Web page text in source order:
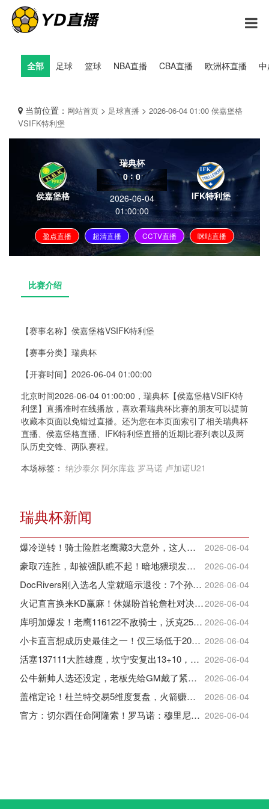
全部 足球 篮球 NBA直播 CBA直播 欧洲杯直播
当前位置： 网站首页 > 足球直播 > 2026-06-04 01:00 侯嘉堡格
VSIFK特利堡
侯嘉堡格
瑞典杯
0:0
2026-06-04
01:00:00
IFK特利堡
盈点直播 超清直播 CCTV直播 咪咕直播
比赛介绍
【赛事名称】 侯嘉堡格VSIFK特利堡
【赛事分类】 瑞典杯
【开赛时间】 2026-06-04 01:00:00
北京时间2026-06-04 01:00:00，瑞典杯【侯嘉堡格VSIFK特
利堡】直播准时在线播放，喜欢看瑞典杯比赛的朋友可以提前
收藏本页面以免错过直播。还为您在本页面索引了相关瑞典杯
直播、侯嘉堡格直播、IFK特利堡直播的近期比赛列表以及两
队历史交锋、两队赛程。
本场标签： 纳沙泰尔 阿尔库兹 罗马诺 卢加诺U21
瑞典杯新闻
爆冷逆转！骑士险胜老鹰藏3大意外，这人彻底沦为季后赛鸡肋 2026-06-04
豪取7连胜，却被强队瞧不起！暗地猥琐发育，雷霆卫冕的劲敌来了 2026-06-04
DocRivers刚入选名人堂就暗示退役：7个孙辈等不起了 2026-06-04
火记直言换来KD赢麻！休媒盼首轮詹杜对决：湖人内部生嫌隙利火箭2026-06-04
库明加爆发！老鹰116122不敌骑士，沃克25+4+2+2，约翰逊12+11+6 2026-06-04
小卡直言想成历史最佳之一！仅三场低于20+入巅峰保底最佳三阵 2026-06-04
活塞137111大胜雄鹿，坎宁安复出13+10，杜伦21分9板 2026-06-04
公牛新帅人选还没定，老板先给GM戴了紧箍咒 2026-06-04
盖棺定论！杜兰特交易5维度复盘，火箭赚大了，太阳只赢在未来 2026-06-04
官方：切尔西任命阿隆索！罗马诺：穆里尼奥对重返皇马感到激动！ 2026-06-04